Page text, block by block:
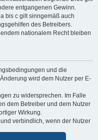
entgangenen Gewinn.
bis c gilt sinngemäß auch
des Betreibers.
nationalem Recht bleiben
und die
wird dem Nutzer per E-
zu widersprechen. Im Falle
dem Betreiber und dem Nutzer
Wirkung.
verbindlich, wenn der Nutzer